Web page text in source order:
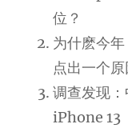
位？
为什麽今
点出一个原
调查发现
iPhone 13